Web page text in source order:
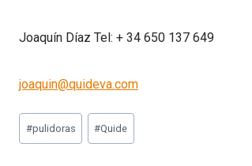
Joaquín Díaz Tel: + 34 650 137 649
joaquin@quideva.com
Etiquetas
de
#pulidoras #Quide